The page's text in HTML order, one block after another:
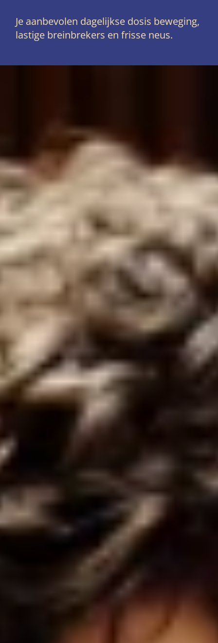
Je aanbevolen dagelijkse dosis beweging,
lastige breinbrekers en frisse neus.